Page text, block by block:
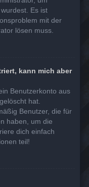
Es ist
mit der
lösen muss.
kann mich aber
Benutzerkonto aus
hat.
Benutzer, die für
haben, um die
dich einfach
teil!